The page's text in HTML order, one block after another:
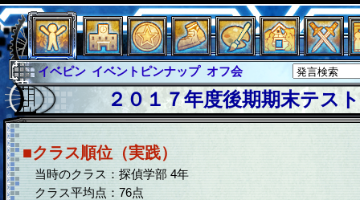
イベントピンナップ オフ会 グラシャ
グラシャ・ラボラス
グローバルジャスティス
サイキックハーツ サイキックハーツ大戦
シュラウド ソロモン ファイナル
アブソーバー
イベピン
２０１７年度後期期末テス
■クラス順位（実践）
当時のクラス：探偵学部 4年
クラス平均点：76点